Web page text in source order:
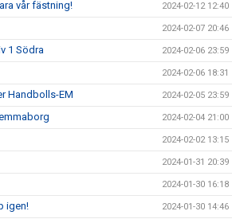
vår fästning! 2024-02-12 12:40
2024-02-07 20:46
1 Södra 2024-02-06 23:59
2024-02-06 18:31
Handbolls-EM 2024-02-05 23:59
2024-02-04 21:00
2024-02-02 13:15
2024-01-31 20:39
2024-01-30 16:18
igen! 2024-01-30 14:46